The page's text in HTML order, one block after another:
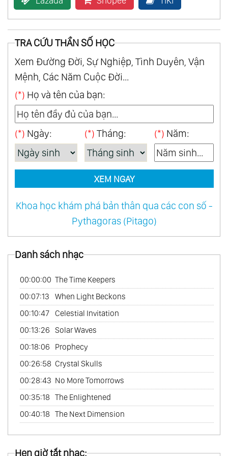
Reflexology The Mind Body And Soul Series
35.Giấc Ngủ Trưa - Siesta
36. Cuộn - The Scroll
37.Túi Ngủ - Anam Cara
38.Thiền Định Và Hiệu Ứng - Meditation And
Visualisation
39.Vượt Thời Gian - Timeless
40.Tuyết Của Kilimanjaro - Snows Of
Kilimanjaro
Biên Niên Sử - Chronicles
Acients
Cát San Hô - Coral Sand
45.Vua Arthur - King Arthur Vol.1
46.Vua Arthur - King Arthur Vol.2
47.Vua Arthur - King Arthur Vol.3
48.Vùng Đất Của Người Inca - Land Of The
Inca
49.Nhạc Chọn Lọc Của Medwyn Goodall -
The Selected Music Of Medwyn Goodall
50.Thuốc Thiêng Liêng - Sacred Medicine
51.Nữ Bác Sĩ - Medicine Woman Vol.3
52.Vườn Cây Cảnh - Bonsai Garden
53.Vương Quốc Bộ Lạc - Tribal Nation
54.Gió Xuyên Thái Bình Dương - Winds
TRA CỨU THẦN SỐ HỌC
Xem Đường Đời, Sự Nghiệp, Tình Duyên, Vận
Mệnh, Các Năm Cuộc Đời...
(*) Họ và tên của bạn:
(*) Ngày: (*) Tháng: (*) Năm:
XEM NGAY
Khoa học khám phá bản thân qua các con số -
Pythagoras (Pitago)
Danh sách nhạc
00:00:00 The Time Keepers
00:07:13
When Light Beckons
00:10:47
Celestial Invitation
00:13:26 Solar Waves
00:18:06
Prophecy
00:26:58 Crystal Skulls
00:28:43 No More Tomorrows
00:35:18 The Enlightened
00:40:18 The Next Dimension
Hẹn giờ tắt nhạc: